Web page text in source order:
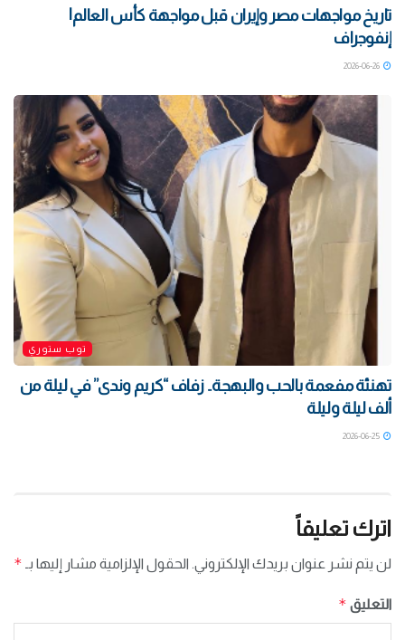
تاريخ مواجهات مصر وإيران قبل مواجهة كأس العالم|
إنفوجراف
توب ستوري
تهنئة مفعمة بالحب والبهجة.. زفاف “كريم وندى” في ليلة من
ألف ليلة وليلة
اترك تعليقاً
لن يتم نشر عنوان بريدك الإلكتروني. الحقول الإلزامية مشار إليها بـ *
التعليق *